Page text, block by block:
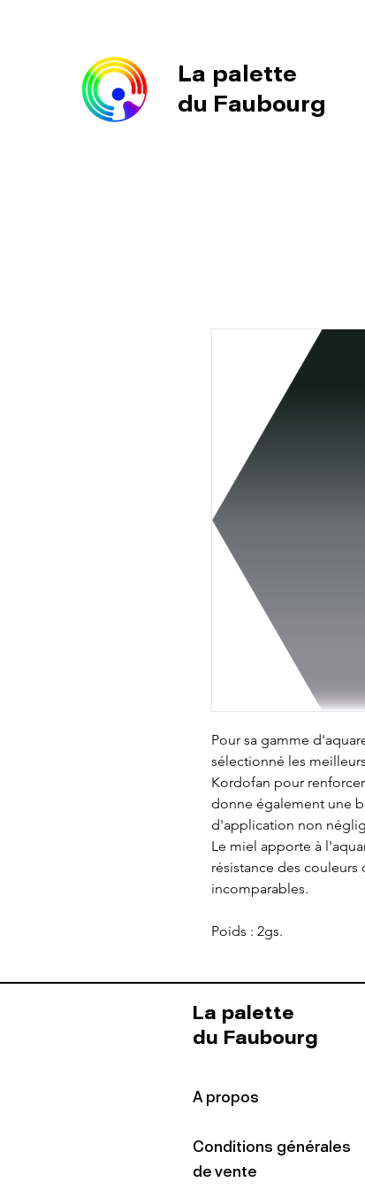
La palette
du Faubourg
Pour sa gamme
sélectionné les
Kordofan pour
donne également une
d'application non
Le miel apporte à
résistance des
incomparables.
Poids : 2gs.
La palette
du Faubourg
A propos
Conditions générales
de vente